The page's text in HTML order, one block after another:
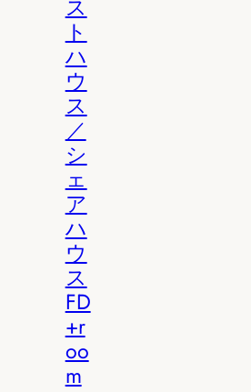
ス
ト
ハ
ウ
ス
／
シ
ェ
ア
ハ
ウ
ス
FD
+r
oo
m